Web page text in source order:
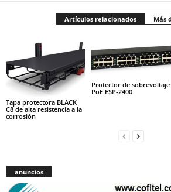
Artículos relacionados Más
Tapa protectora BLACK
C8 de alta resistencia a la
corrosión
Protector de sobrevoltaje
PoE ESP-2400
anuncios